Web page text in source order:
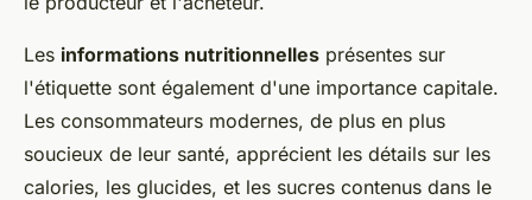
Les informations nutritionnelles présentes sur
l'étiquette sont également d'une importance capitale.
Les consommateurs modernes, de plus en plus
soucieux de leur santé, apprécient les détails sur les
calories, les glucides, et les sucres contenus dans le